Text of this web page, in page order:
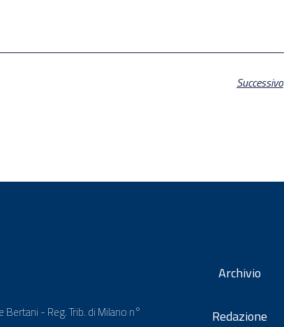
Successivo
- Reg. Trib. di Milano n°
Archivio
Redazione